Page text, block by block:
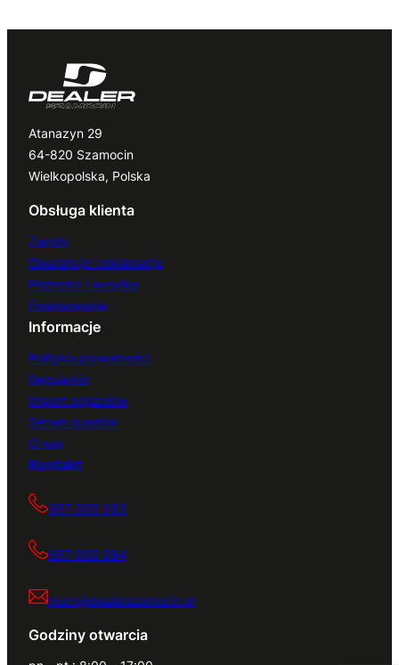
Atanazyn 29
64-820 Szamocin
Wielkopolska, Polska
Obsługa klienta
Zwroty
Gwarancja i reklamacje
Płatności i wysyłka
Finansowanie
Informacje
Polityka prywatności
Regulamin
Import pojazdów
Serwis quadów
O nas
Kontakt
667 000 083
667 000 084
biuro@dealerszamocin.pl
Godziny otwarcia